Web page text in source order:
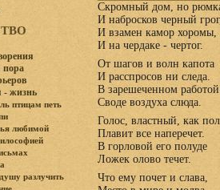
пора
- жизнь
птицам петь
любимой
разлучить
Скромный дом, но
И набросков черный
И взамен камор хоромы,
И на чердаке - чертог.
От шагов и волн капота
И расспросов ни следа.
В зарешеченном работой
Своде воздуха слюда.
Голос, властный, как
Плавит все наперечет.
В горловой его полуде
Ложек олово течет.
Что ему почет и слава,